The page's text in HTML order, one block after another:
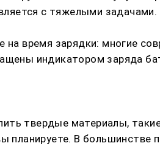
с тяжелыми
на время зарядки: многие
индикатором заряда
твердые материалы,
планируете. В